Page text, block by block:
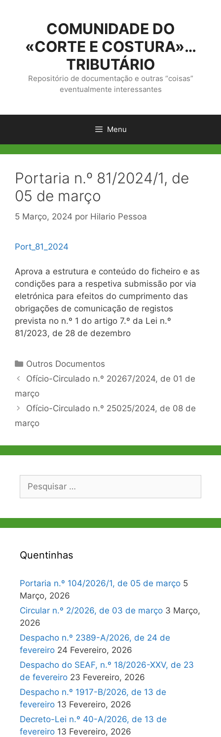
conteúdo
COMUNIDADE DO
«CORTE E COSTURA»…
TRIBUTÁRIO
Repositório de documentação e outras “coisas”
eventualmente interessantes
Menu
Portaria n.º 81/2024/1, de
05 de março
5 Março, 2024 por Hilario Pessoa
Port_81_2024
Aprova a estrutura e conteúdo do ficheiro e as
condições para a respetiva submissão por via
eletrónica para efeitos do cumprimento das
obrigações de comunicação de registos
prevista no n.º 1 do artigo 7.º da Lei n.º
81/2023, de 28 de dezembro
Categorias
Outros Documentos
Navegação
de
artigos
Ofício-Circulado n.º 20267/2024, de 01 de
março
Ofício-Circulado n.º 25025/2024, de 08 de
março
Pesquisar
Quentinhas
Portaria n.º 104/2026/1, de 05 de março 5
Março, 2026
Circular n.º 2/2026, de 03 de março 3 Março,
2026
Despacho n.º 2389-A/2026, de 24 de
fevereiro 24 Fevereiro, 2026
Despacho do SEAF, n.º 18/2026-XXV, de 23
de fevereiro 23 Fevereiro, 2026
Despacho n.º 1917-B/2026, de 13 de
fevereiro 13 Fevereiro, 2026
Decreto-Lei n.º 40-A/2026, de 13 de
fevereiro 13 Fevereiro, 2026